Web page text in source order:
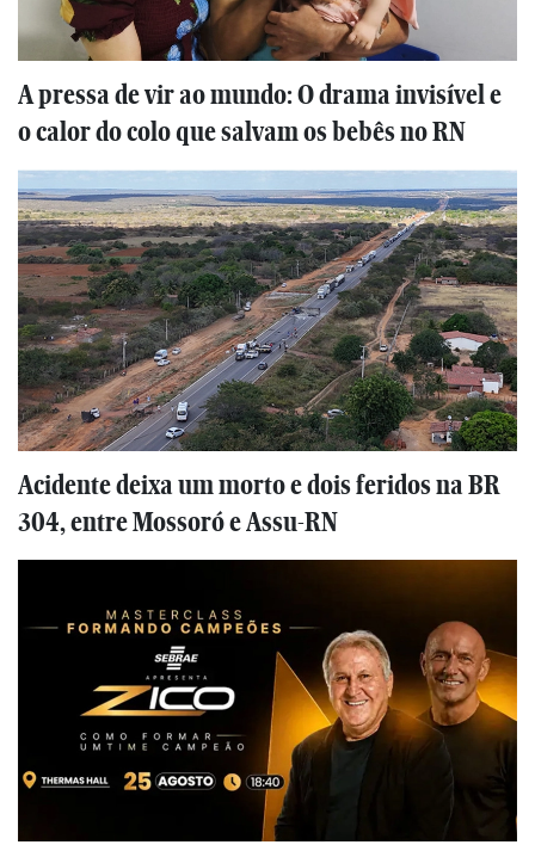
A pressa de vir ao mundo: O drama invisível e
o calor do colo que salvam os bebês no RN
Acidente deixa um morto e dois feridos na BR
304, entre Mossoró e Assu-RN